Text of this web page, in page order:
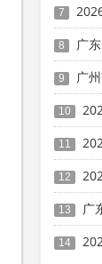
7 2026年
8 广东省
9 广州
10 2026年
11 2026
12 2026年东
13 广东
14 2026年第